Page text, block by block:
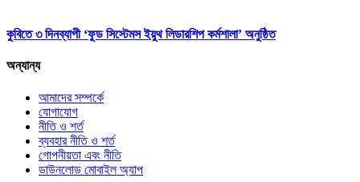
কুবিতে ৩ দিনব্যাপী ‘ফুড সিস্টেমস ইয়ুথ লিডারশিপ কর্মশালা’ অনুষ্ঠিত
অন্যান্য
আমাদের সম্পর্কে
যোগাযোগ
নীতি ও শর্ত
ব্যবহার নীতি ও শর্ত
গোপনীয়তা এবং নীতি
ডাউনলোড মোবাইল অ্যাপ